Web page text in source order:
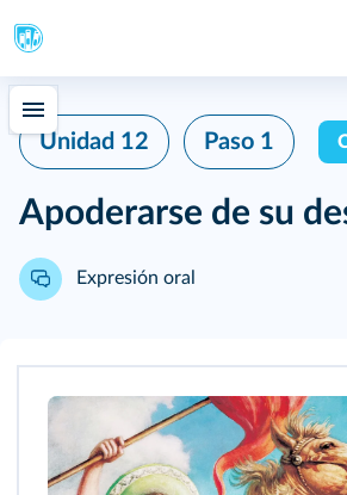
Unidad 12 Paso 1
Apoderarse de su
Expresión oral